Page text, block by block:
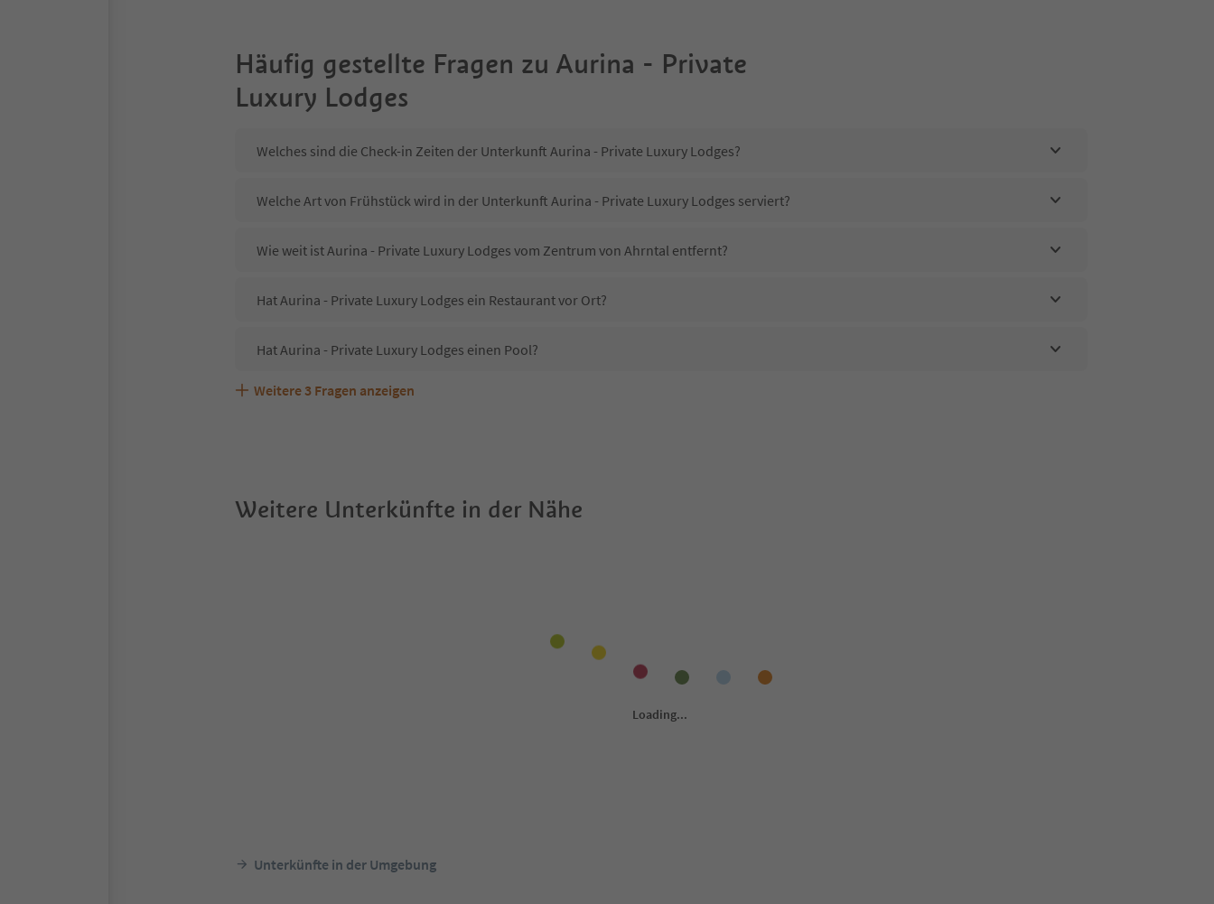
Häufig gestellte Fragen zu Aurina - Private
Luxury Lodges
Welches sind die Check-in Zeiten der Unterkunft Aurina - Private Luxury Lodges?
Welche Art von Frühstück wird in der Unterkunft Aurina - Private Luxury Lodges serviert?
Wie weit ist Aurina - Private Luxury Lodges vom Zentrum von Ahrntal entfernt?
Hat Aurina - Private Luxury Lodges ein Restaurant vor Ort?
Hat Aurina - Private Luxury Lodges einen Pool?
Sind Haustiere in der Unterkunft Aurina - Private Luxury Lodges erlaubt?
Welche Services bietet Aurina - Private Luxury Lodges?
Weitere 3 Fragen anzeigen
Weitere Unterkünfte in der Nähe
Unterkünfte in der Umgebung